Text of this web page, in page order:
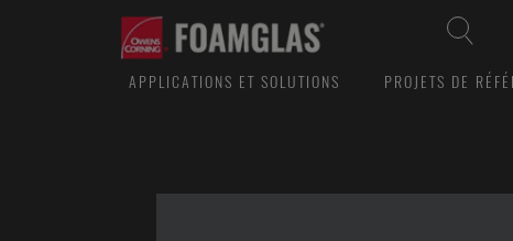
APPLICATIONS ET SOLUTIONS PROJETS DE